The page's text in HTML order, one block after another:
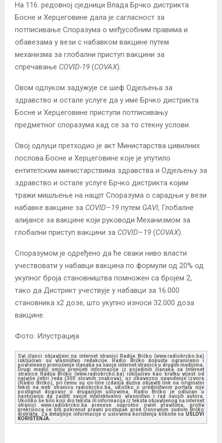
На 116. редовној сједници Влада Брчко дистрикта
Босне и Херцеговине дала је сагласност за
потписивање Споразума о међусобним правима и
обавезама у вези с набавком вакцине путем
механизма за глобални приступ вакцини за
спречавање COVID-19 (COVAX).
Овом одлуком задужује се шеф Одјељења за
здравство и остале услуге да у име Брчко дистрикта
Босне и Херцеговине приступи потписивању
предметног споразума кад се за то стекну услови.
Овој одлуци претходио је акт Министарства цивилних
послова Босне и Херцеговине које је упутило
ентитетским министарствима здравства и Одјељењу за
здравство и остале услуге Брчко дистрикта којим
тражи мишљење на нацрт Споразума о сарадњи у вези
набавке вакцине за COVID–19 путем GAVI, Глобалне
алијансе за вакцине који руководи Механизмом за
глобални приступ вакцини за COVID–19 (COVAX).
Споразумом је одређено да ће сваки ниво власти
учествовати у набавци вакцина по формули од 20% од
укупног броја становништва помножен са бројем 2,
тако да Дистрикт учествује у набавци за 16.000
становника x2 дозе, што укупно износи 32.000 доза
вакцине.
Фото: Илустрација
Svi članci objavljeni na internet stranici Radija Brčko (www.radiobrcko.ba)
isključivo su vlasništvo redakcije. Radio Brčko dopušta ograničeno i
povremeno prenošenje članaka sa svoje internet stranice u drugim medijima.
Drugi mediji smiju prenijeti informacije iz pojedinih članaka sa Internet
stranice Radija Brčko (www.radiobrcko.ba) isključivo kao kratku vijest od
najviše četiri reda (300 slovnih znakova), uz obavezno navođenje izvora
(Radio Brčko), pri čemu su on-line izdanja dužna objaviti link na originalni
tekst na web stranicu radiobrcko.ba, ukoliko s uredništvom portala nije
postignut dogovor o drugačijim uslovima. Radio Brčko je odlučan u
nastojanju da zaštiti svoje intelektualno vlasništvo i rad svojih autora.
Ukoliko se bilo koji dio teksta ili informacija iz teksta objavljenog na internet
stranici www.radiobrcko.ba prenese suprotno ovim pravilima, protiv
prekršioca će biti pokrenut pravni postupak pred Osnovnim sudom Brčko
distrikta. Za detaljnije informacije o uslovima korištenja kliknite na USLOVI
KORIŠTENJA.